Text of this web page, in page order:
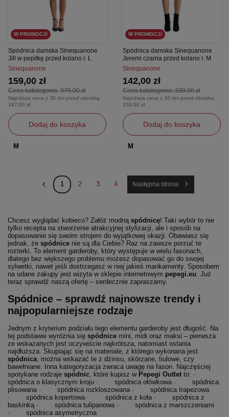
W PROMOCJI
Spódnica damska Sinequanone
Jill w pepitkę przed kolano r. L
Sinequanone
Cena katalogowa:379,00 zł
159,00 zł
Najniższa cena z 30 dni przed obniżką:
187,00 zł
Dodaj do koszyka
M
W PROMOCJI
Spódnica damska Sinequanone
Jeremi czarna przed kolano r. M
Sinequanone
Cena katalogowa:339,00 zł
142,00 zł
Najniższa cena z 30 dni przed obniżką:
159,00 zł
Dodaj do koszyka
M
1 2 3 4 Następna strona
Chcesz wyglądać kobieco? Załóż modną spódnicę! Taki wybór to nie
tylko recepta na stworzenie atrakcyjnej stylizacji, ale i sposób na
dopasowanie się swoim strojem do wyjątkowej okazji. Obawiasz się
jednak, że spódnice nie są dla Ciebie? Raz na zawsze porzuć te
rozterki. To element garderoby, który występuje w wielu fasonach,
dlatego bez większego problemu możesz dopasować go do swojej
sylwetki, nawet jeśli dostrzegasz w niej jakieś mankamenty. Sposobem
na udane zakupy jest wizyta w sklepie internetowym pepegi.eu . Już
teraz sprawdź naszą ofertę – serdecznie zapraszamy.
Spódnice – sprawdź najnowsze trendy i
najpopularniejsze rodzaje
Jednym z kryterium podziału tego elementu garderoby jest długość. Na
tej podstawie wyróżnia się spódnice mini, midi oraz maksi – pierwsza
ze wskazanych jest oczywiście najkrótsza, natomiast ostania
najdłuższa. Skupiając się na materiale, z którego wykonana jest
spódnica , można wskazać te z dżinsu, skórzane, tiulowe, czy
bawełniane. Inna kategoryzacja zwraca uwagę na fason. Najczęściej
spotykane rodzaje spódnic , które kupisz w Pepegi Outlet to: ·
spódnica o klasycznym kroju · spódnica ołówkowa · spódnica
plisowana · spódnica rozkloszowana · spódnica trapezowa
· spódnica kopertowa · spódnica z koła · spódnica z
baskinką · spódnica tulipanowa · spódnica z marszczeniami
· spódnica asymetryczna